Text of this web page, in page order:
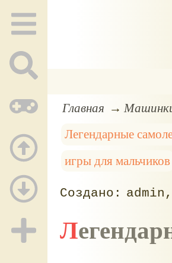
Главная
Легендарные
игры для мальчиков
admin